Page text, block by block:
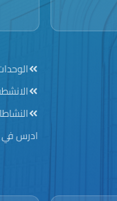
menu
ادرس في